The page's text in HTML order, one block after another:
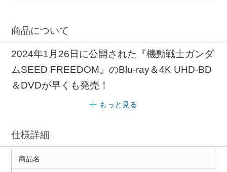
商品について
2024年1月26日に公開された『機動戦士ガンダ
ムSEED FREEDOM』のBlu-ray＆4K UHD-BD
＆DVDが早くも発売！
もっと見る
仕様詳細
商品名